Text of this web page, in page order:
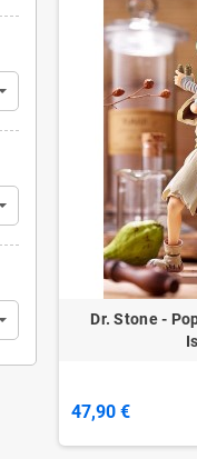
Dr. Stone -
47,90 €